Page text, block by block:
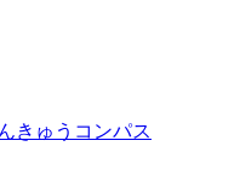
きゅうコンパス